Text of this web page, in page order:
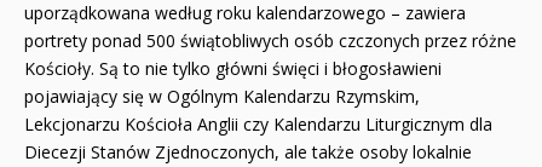
uporządkowana według roku kalendarzowego – zawiera
portrety ponad 500 świątobliwych osób czczonych przez różne
Kościoły. Są to nie tylko główni święci i błogosławieni
pojawiający się w Ogólnym Kalendarzu Rzymskim,
Lekcjonarzu Kościoła Anglii czy Kalendarzu Liturgicznym dla
Diecezji Stanów Zjednoczonych, ale także osoby lokalnie